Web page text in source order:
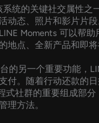
系统的关键社交属性之
动态、照片和影片片
Moments 可以帮助
地点、全新产品和即将
的另一个重要功能，
付。随着行动还款的
式社群的重要组成部
理方法。